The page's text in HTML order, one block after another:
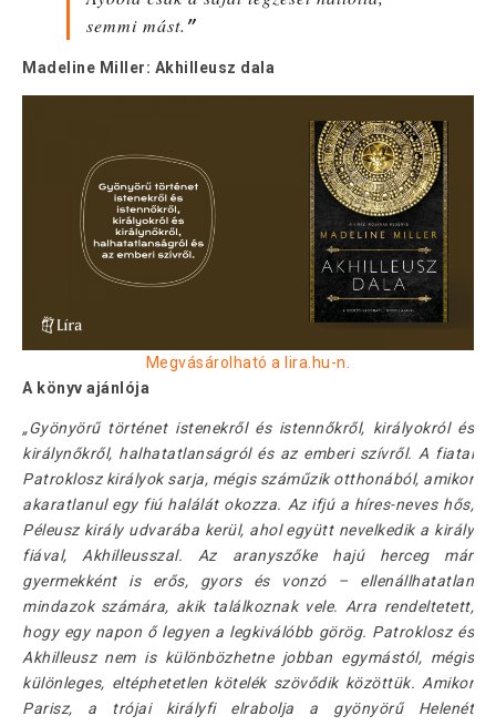
semmi mást. ”
Madeline Miller: Akhilleusz dala
Megvásárolható a lira.hu-n.
A könyv ajánlója
„Gyönyörű történet istenekről és istennőkről, királyokról és
királynőkről, halhatatlanságról és az emberi szívről. A fiatal
Patroklosz királyok sarja, mégis száműzik otthonából, amikor
akaratlanul egy fiú halálát okozza. Az ifjú a híres-neves hős,
Péleusz király udvarába kerül, ahol együtt nevelkedik a király
fiával, Akhilleusszal. Az aranyszőke hajú herceg már
gyermekként is erős, gyors és vonzó – ellenállhatatlan
mindazok számára, akik találkoznak vele. Arra rendeltetett,
hogy egy napon ő legyen a legkiválóbb görög. Patroklosz és
Akhilleusz nem is különbözhetne jobban egymástól, mégis
különleges, eltéphetetlen kötelék szövődik közöttük. Amikor
Parisz, a trójai királyfi elrabolja a gyönyörű Helenét